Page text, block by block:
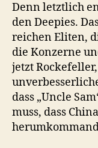
Denn letztlich
den Deepies.
reichen Eliten,
die Konzerne
jetzt
dass „Uncle
muss, dass